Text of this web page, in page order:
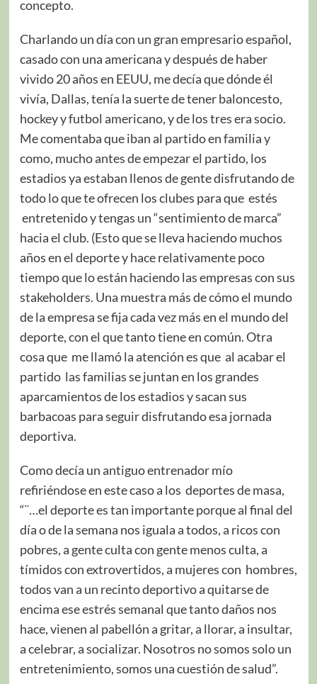
concepto.
Charlando un día con un gran empresario español,
casado con una americana y después de haber
vivido 20 años en EEUU, me decía que dónde él
vivía, Dallas, tenía la suerte de tener baloncesto,
hockey y futbol americano, y de los tres era socio.
Me comentaba que iban al partido en familia y
como, mucho antes de empezar el partido, los
estadios ya estaban llenos de gente disfrutando de
todo lo que te ofrecen los clubes para que estés
entretenido y tengas un “sentimiento de marca”
hacia el club. (Esto que se lleva haciendo muchos
años en el deporte y hace relativamente poco
tiempo que lo están haciendo las empresas con sus
stakeholders. Una muestra más de cómo el mundo
de la empresa se fija cada vez más en el mundo del
deporte, con el que tanto tiene en común. Otra
cosa que me llamó la atención es que al acabar el
partido las familias se juntan en los grandes
aparcamientos de los estadios y sacan sus
barbacoas para seguir disfrutando esa jornada
deportiva.
Como decía un antiguo entrenador mío
refiriéndose en este caso a los deportes de masa,
“¨…el deporte es tan importante porque al final del
día o de la semana nos iguala a todos, a ricos con
pobres, a gente culta con gente menos culta, a
tímidos con extrovertidos, a mujeres con hombres,
todos van a un recinto deportivo a quitarse de
encima ese estrés semanal que tanto daños nos
hace, vienen al pabellón a gritar, a llorar, a insultar,
a celebrar, a socializar. Nosotros no somos solo un
entretenimiento, somos una cuestión de salud”.